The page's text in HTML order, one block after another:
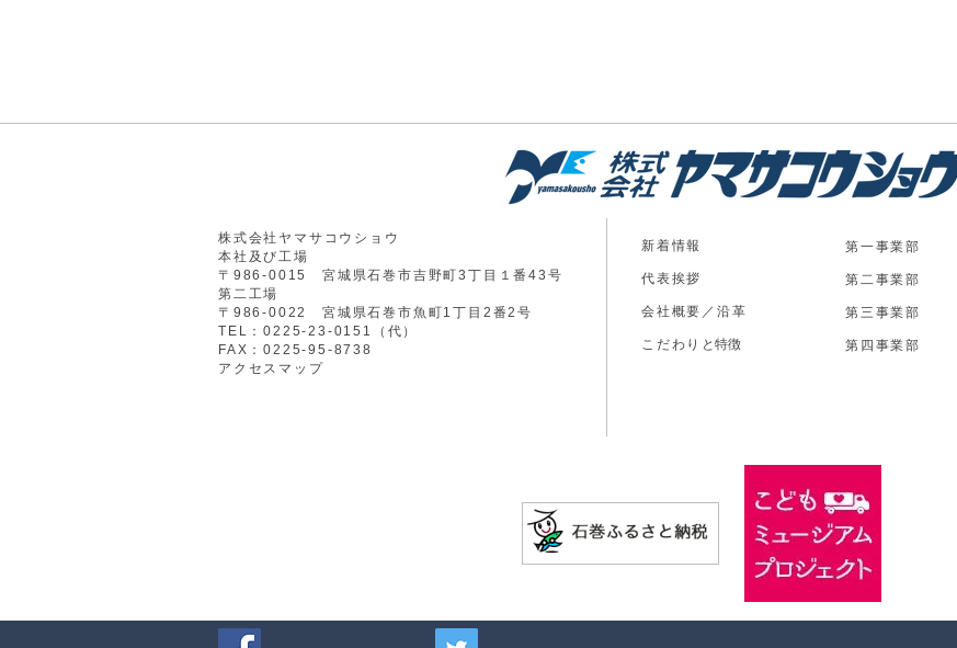
株式会社ヤマサコウショウ
本社及び工場
​〒986-0015 宮城県石巻市吉野町3丁目１番43号
第二工場
〒986-0022 宮城県石巻市魚町1丁目2番2号
TEL：0225-23-0151（代）
​FAX：0225-95-8738
​アクセスマップ
新着情報
代表挨拶
会社概要／沿革
​こだわり ​と特徴
第一事業部
第二事業部
第三事業部
​第四事業部